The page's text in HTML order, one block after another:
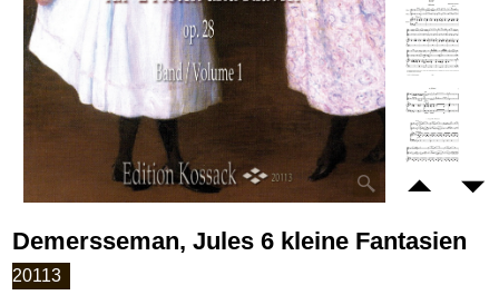
Demersseman, Jules 6 kleine Fantasien
20113